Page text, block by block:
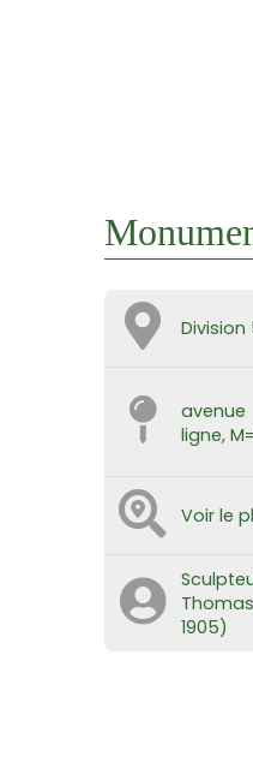
Division
ligne,
Voir le
1905)